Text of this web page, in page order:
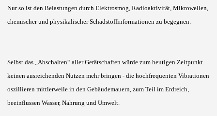
Nur so ist den Belastungen durch Elektrosmog, Radioaktivität, Mikrowellen,
chemischer und physikalischer Schadstoffinformationen zu begegnen.
Selbst das „Abschalten“ aller Gerätschaften würde zum heutigen Zeitpunkt
keinen ausreichenden Nutzen mehr bringen - die hochfrequenten Vibrationen
oszillieren mittlerweile in den Gebäudemauern, zum Teil im Erdreich,
beeinflussen Wasser, Nahrung und Umwelt.